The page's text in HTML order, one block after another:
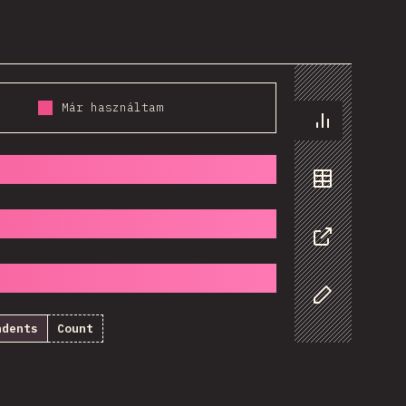
Diagramok
Adatok
Megosztás
Customize
Már használtam
Count